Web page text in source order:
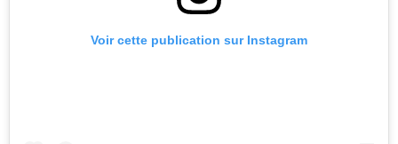
Voir cette publication sur Instagram